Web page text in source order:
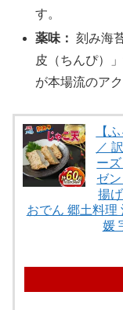
す。
薬味： 刻み海
皮（ちんぴ）
が本場流のア
【
／
ー
ゼ
揚
おでん 郷土料理
媛